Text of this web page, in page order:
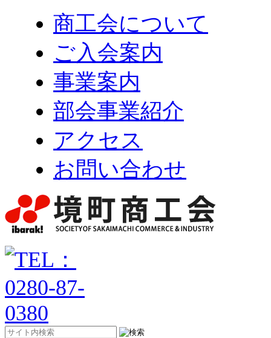
商工会について
ご入会案内
事業案内
部会事業紹介
アクセス
お問い合わせ